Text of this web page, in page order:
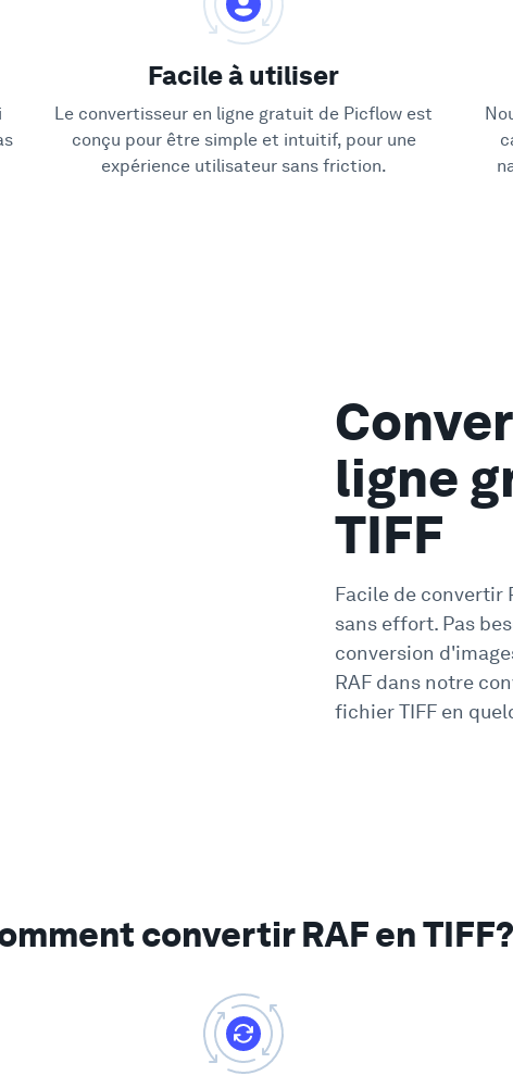
Facile à utiliser
Le convertisseur en ligne gratuit de Picflow est
conçu pour être simple et intuitif, pour une
expérience utilisateur sans friction.
ligne
TIFF
Facile de convertir
sans effort. Pas
conversion
RAF dans notre
fichier TIFF en
convertir RAF en TIFF?